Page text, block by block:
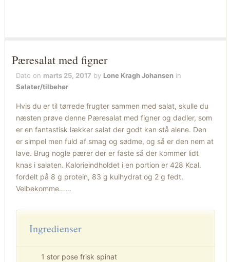
Pæresalat med figner
Dato on marts 25, 2017 by Lone Kragh Johansen in
Salater/tilbehør
Hvis du er til tørrede frugter sammen med salat, skulle du
næsten prøve denne Pæresalat med figner og dadler, som
er en fantastisk lækker salat der godt kan stå alene. Den
er simpel men fuld af smag og sødme, og så er den nem at
lave. Brug nogle pærer der er faste så der kommer lidt
knas i salaten. Kalorieindholdet i en portion er 428 Kcal.
fordelt på 8 g protein, 83 g kulhydrat og 2 g fedt.
Velbekomme……
Ingredienser
1 stor pose frisk spinat